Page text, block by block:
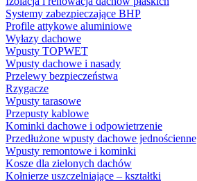
Systemy zabezpieczające BHP
Profile attykowe aluminiowe
Wyłazy dachowe
Wpusty TOPWET
Wpusty dachowe i nasady
Przelewy bezpieczeństwa
Rzygacze
Wpusty tarasowe
Przepusty kablowe
Kominki dachowe i odpowietrzenie
Przedłużone wpusty dachowe jednościenne
Wpusty remontowe i kominki
Kosze dla zielonych dachów
Kołnierze uszczelniające – kształtki